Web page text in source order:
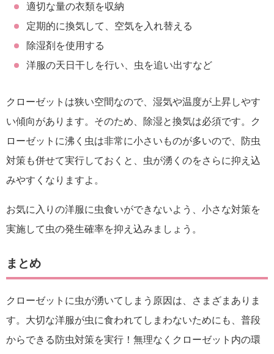
適切な量の衣類を収納
定期的に換気して、空気を入れ替える
除湿剤を使用する
洋服の天日干しを行い、虫を追い出すなど
クローゼットは狭い空間なので、湿気や温度が上昇しやす
い傾向があります。そのため、除湿と換気は必須です。ク
ローゼットに沸く虫は非常に小さいものが多いので、防虫
対策も併せて実行しておくと、虫が湧くのをさらに抑え込
みやすくなりますよ。
お気に入りの洋服に虫食いができないよう、小さな対策を
実施して虫の発生確率を抑え込みましょう。
まとめ
クローゼットに虫が湧いてしまう原因は、さまざまありま
す。大切な洋服が虫に食われてしまわないためにも、普段
からできる防虫対策を実行！無理なくクローゼット内の環